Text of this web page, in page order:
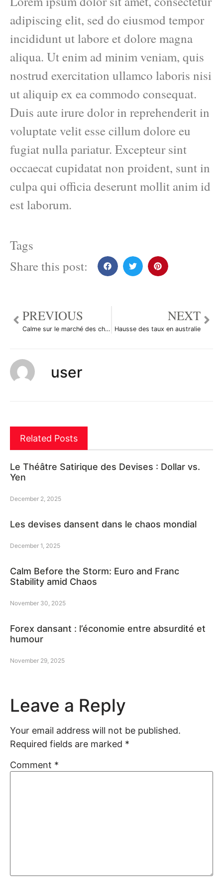
adipiscing elit, sed do eiusmod tempor
incididunt ut labore et dolore magna
aliqua. Ut enim ad minim veniam, quis
nostrud exercitation ullamco laboris nisi
ut aliquip ex ea commodo consequat.
Duis aute irure dolor in reprehenderit in
voluptate velit esse cillum dolore eu
fugiat nulla pariatur. Excepteur sint
occaecat cupidatat non proident, sunt in
culpa qui officia deserunt mollit anim id
est laborum.
Tags
Share this post:
PREVIOUS
Calme sur le marché des changes
NEXT
Hausse des taux en australie
user
Related Posts
Le Théâtre Satirique des Devises : Dollar vs.
Yen
December 2, 2025
Les devises dansent dans le chaos mondial
December 1, 2025
Calm Before the Storm: Euro and Franc
Stability amid Chaos
November 30, 2025
Forex dansant : l’économie entre absurdité et
humour
November 29, 2025
Leave a Reply
Your email address will not be published.
Required fields are marked *
Comment *